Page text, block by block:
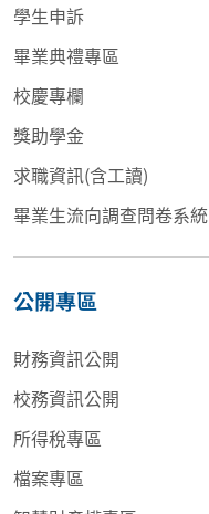
學生申訴
畢業典禮專區
校慶專欄
獎助學金
求職資訊(含工讀)
畢業生流向調查問卷系統
公開專區
財務資訊公開
校務資訊公開
所得稅專區
檔案專區